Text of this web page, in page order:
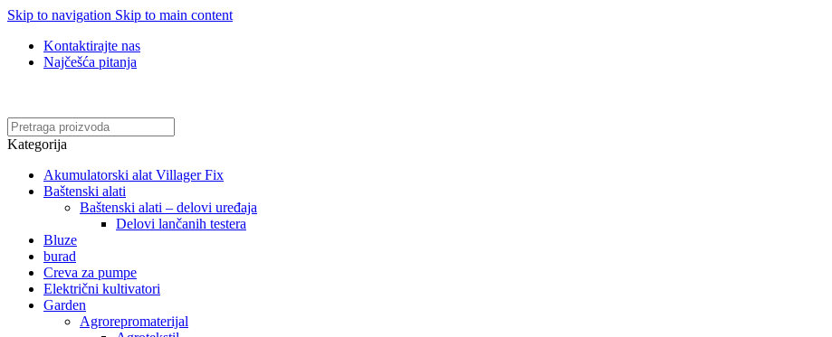
Skip to navigation Skip to main content
Kontaktirajte nas
Najčešća pitanja
Kategorija
Akumulatorski alat Villager Fix
Baštenski alati
Baštenski alati – delovi uređaja
Delovi lančanih testera
Bluze
burad
Creva za pumpe
Električni kultivatori
Garden
Agrorepromaterijal